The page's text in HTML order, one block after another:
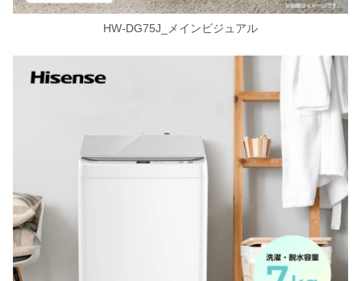
HW-DG75J_メインビジュアル